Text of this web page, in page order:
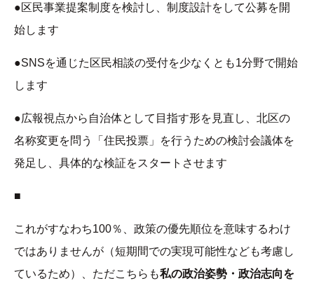
●区民事業提案制度を検討し、制度設計をして公募を開
始します
●SNSを通じた区民相談の受付を少なくとも1分野で開始
します
●広報視点から自治体として目指す形を見直し、北区の
名称変更を問う「住民投票」を行うための検討会議体を
発足し、具体的な検証をスタートさせます
■
これがすなわち100％、政策の優先順位を意味するわけ
ではありませんが（短期間での実現可能性なども考慮し
ているため）、ただこちらも私の政治姿勢・政治志向を